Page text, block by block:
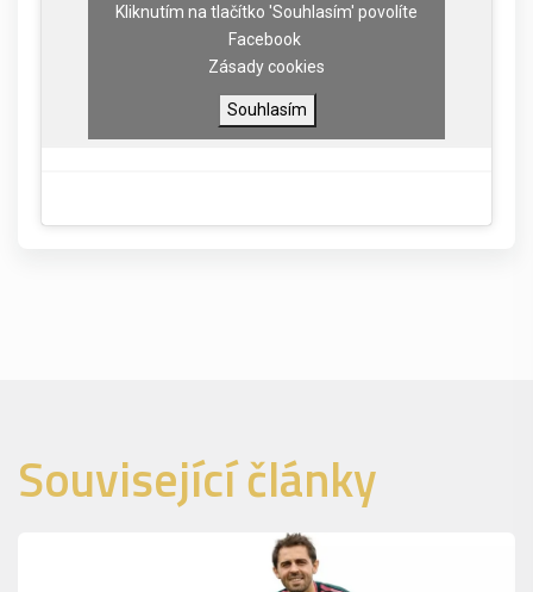
Kliknutím na tlačítko 'Souhlasím' povolíte
Facebook
Zásady cookies
Souhlasím
Související články